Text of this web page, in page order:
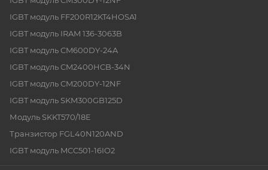
IGBT модуль FF200R12KT4HOSA1
IGBT модуль IRAM 136-3063B
IGBT модуль CM600DY-24A
IGBT модуль CM2400HCB-34N
IGBT модуль CM200DY-12NF
IGBT модуль SKM300GB125D
Модуль SKKT570/18E
Транзистор FGL40N120AND
IGBT модуль MCC501-16IO2